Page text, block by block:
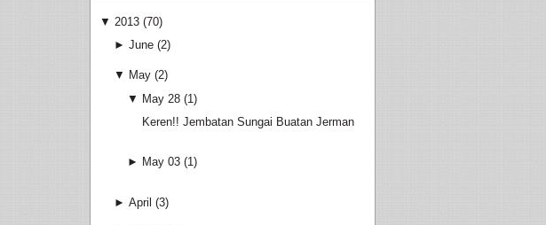
▼ 2013 (70)
► June (2)
▼ May (2)
▼ May 28 (1)
Keren!! Jembatan Sungai Buatan Jerman
► May 03 (1)
► April (3)